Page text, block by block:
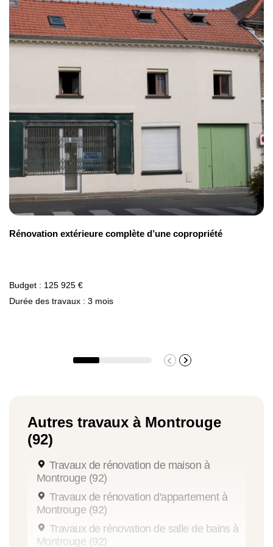
Rénovation extérieure complète d’une copropriété
Budget : 125 925 €
Durée des travaux : 3 mois
Autres travaux à Montrouge
(92)
Travaux de rénovation de maison à
Montrouge (92)
Travaux de rénovation d'appartement à
Montrouge (92)
Travaux de rénovation de salle de bains à
Montrouge (92)